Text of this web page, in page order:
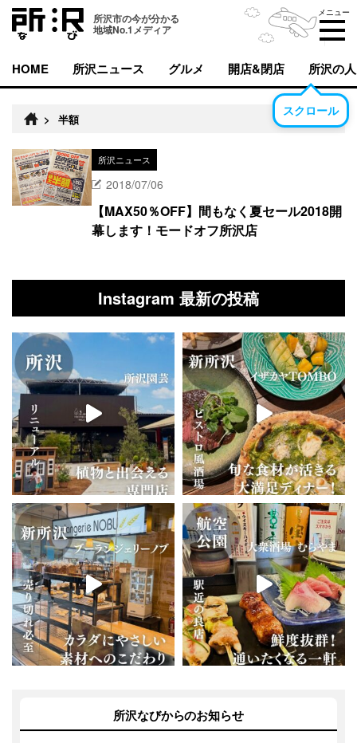
所沢市の今が分かる
地域No.1メディア
メニュー
HOME 所沢ニュース グルメ 開店&閉店 所沢の人
スクロール
> 半額
所沢ニュース
2018/07/06
【MAX50％OFF】間もなく夏セール2018開
幕します！モードオフ所沢店
Instagram 最新の投稿
所沢なびからのお知らせ